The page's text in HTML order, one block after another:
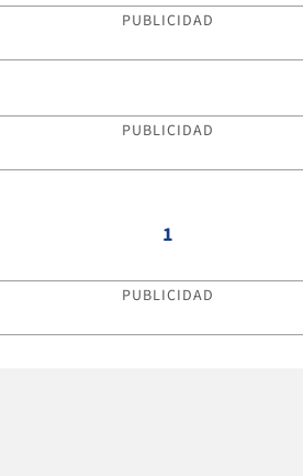
PUBLICIDAD
PUBLICIDAD
1
PUBLICIDAD